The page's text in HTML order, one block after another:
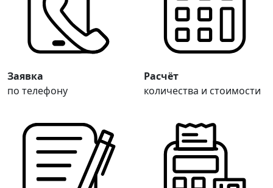
Заявка
по телефону
Расчёт
количества и стоимости